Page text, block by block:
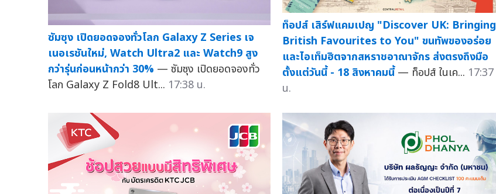
ซัมซุง เปิดยอดจองทั่วโลก Galaxy Z Series เจ
เนอเรชันใหม่, Watch Ultra2 และ Watch9 สูง
กว่ารุ่นก่อนหน้ากว่า 30% — ซัมซุง เปิดยอดจองทั่ว
โลก Galaxy Z Fold8 Ult... 17:38 น.
ท็อปส์ เสิร์ฟแคมเปญ "Discover UK: Bringing
British Favourites to You" ขนทัพของอร่อย
และไอเท็มฮิตจากสหราชอาณาจักร ส่งตรงถึงมือ
ตั้งแต่วันนี้ - 18 สิงหาคมนี้ — ท็อปส์ ในเค... 17:37
น.